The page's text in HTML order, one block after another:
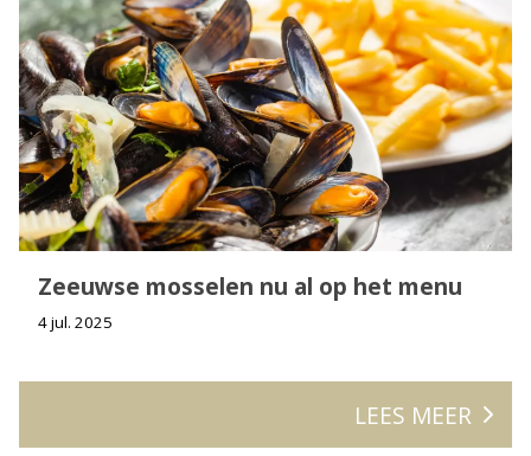
Zeeuwse mosselen nu al op het menu
4 jul. 2025
LEES MEER